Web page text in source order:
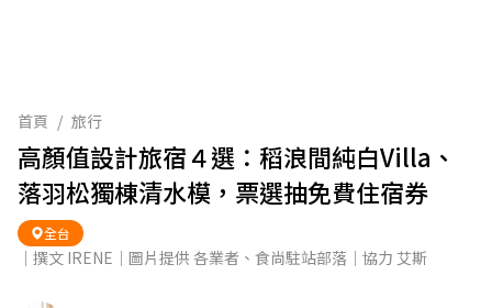
首頁 / 旅行
高顏值設計旅宿４選：稻浪間純白Villa、
落羽松獨棟清水模，票選抽免費住宿券
全台
｜撰文 IRENE｜圖片提供 各業者、食尚駐站部落｜協力 艾斯